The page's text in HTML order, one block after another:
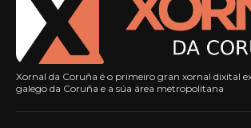
Xornal da Coruña é o primeiro gran xornal dixital
galego da Coruña e a súa área metropolitana